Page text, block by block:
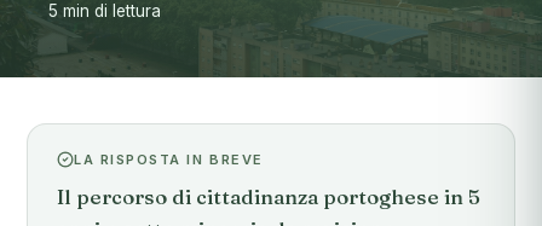
5 min di lettura
LA RISPOSTA IN BREVE
Il percorso di cittadinanza portoghese in 5